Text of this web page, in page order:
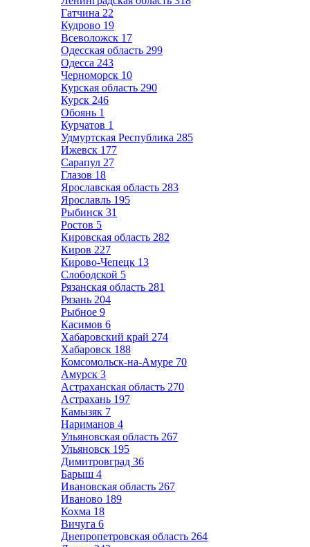
Гатчина 22
Кудрово 19
Всеволожск 17
Одесская область 299
Одесса 243
Черноморск 10
Курская область 290
Курск 246
Обоянь 1
Курчатов 1
Удмуртская Республика 285
Ижевск 177
Сарапул 27
Глазов 18
Ярославская область 283
Ярославль 195
Рыбинск 31
Ростов 5
Кировская область 282
Киров 227
Кирово-Чепецк 13
Слободской 5
Рязанская область 281
Рязань 204
Рыбное 9
Касимов 6
Хабаровский край 274
Хабаровск 188
Комсомольск-на-Амуре 70
Амурск 3
Астраханская область 270
Астрахань 197
Камызяк 7
Нариманов 4
Ульяновская область 267
Ульяновск 195
Димитровград 36
Барыш 4
Ивановская область 267
Иваново 189
Кохма 18
Вичуга 6
Днепропетровская область 264